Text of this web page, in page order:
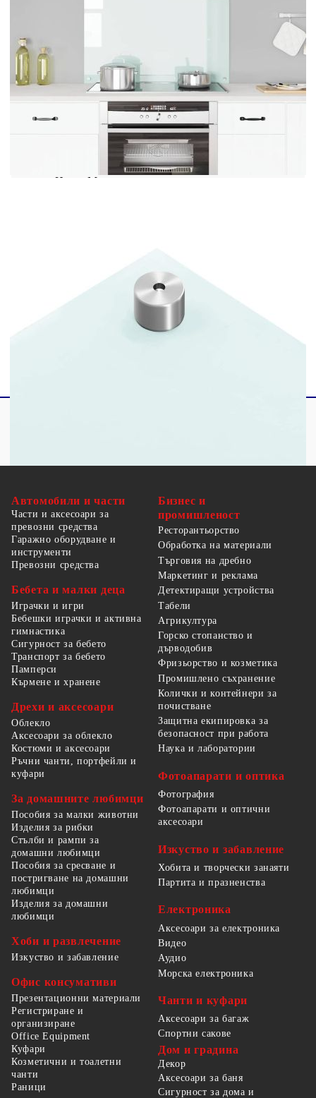
допълнение към интериора на вашата кухня.
което гарантира вашата безопасност по време на
готвене. Освен това е по-устойчиво на
надраскване от нормалното стъкло, което го
прави лесно за поддържане чисто и
неизискващо поддръжка. Можете да му се
наслаждавате за много години напред. С
включените монтажни материали можете лесно
и сигурно да монтирате и фиксирате
кухненския гръб. Забележка: Стъклото е
тествано на 240 градуса. Не препоръчваме да се
използва с открита газова печка.
Цвят: Млечен
Лесен за почистване
Предпазва от пръски от мазнина
Монтажнитe материали са включени
Автомобили и части
Части и аксесоари за
превозни средства
Гаражно оборудване и
инструменти
Превозни средства
Бебета и малки деца
Играчки и игри
Бебешки играчки и активна
гимнастика
Сигурност за бебето
Транспорт за бебето
Памперси
Кърмене и хранене
Дрехи и аксесоари
Облекло
Аксесоари за облекло
Костюми и аксесоари
Ръчни чанти, портфейли и
куфари
За домашните любимци
Пособия за малки животни
Изделия за рибки
Стълби и рампи за
домашни любимци
Пособия за сресване и
постригване на домашни
любимци
Изделия за домашни
любимци
Хоби и развлечение
Изкуство и забавление
Офис консумативи
Презентационни материали
Регистриране и
организиране
Office Equipment
Бизнес и
промишленост
Ресторантьорство
Обработка на материали
Търговия на дребно
Маркетинг и реклама
Детектиращи устройства
Табели
Агрикултура
Горско стопанство и
дърводобив
Фризьорство и козметика
Промишлено съхранение
Колички и контейнери за
почистване
Защитна екипировка за
безопасност при работа
Наука и лаборатории
Фотоапарати и оптика
Фотография
Фотоапарати и оптични
аксесоари
Изкуство и забавление
Хобита и творчески занаяти
Партита и празненства
Електроника
Аксесоари за електроника
Видео
Аудио
Морска електроника
Чанти и куфари
Аксесоари за багаж
Спортни сакове
Куфари
Козметични и тоалетни
чанти
Раници
Дом и градина
Декор
Аксесоари за баня
Сигурност за дома и